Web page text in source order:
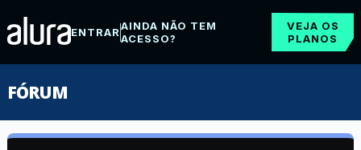
ENTRARAINDA NÃO TEM
ACESSO?
VEJA OS
PLANOS
FÓRUM